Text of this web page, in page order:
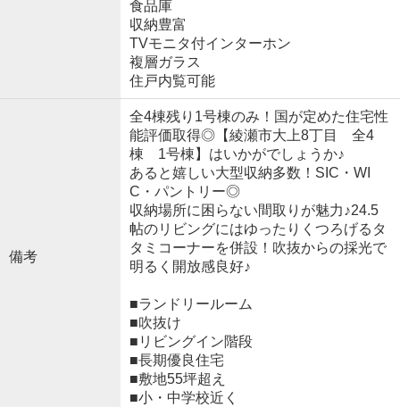
食品庫
収納豊富
TVモニタ付インターホン
複層ガラス
住戸内覧可能
備考
全4棟残り1号棟のみ！国が定めた住宅性
能評価取得◎【綾瀬市大上8丁目 全4
棟 1号棟】はいかがでしょうか♪
あると嬉しい大型収納多数！SIC・WI
C・パントリー◎
収納場所に困らない間取りが魅力♪24.5
帖のリビングにはゆったりくつろげるタ
タミコーナーを併設！吹抜からの採光で
明るく開放感良好♪
■ランドリールーム
■吹抜け
■リビングイン階段
■長期優良住宅
■敷地55坪超え
■小・中学校近く